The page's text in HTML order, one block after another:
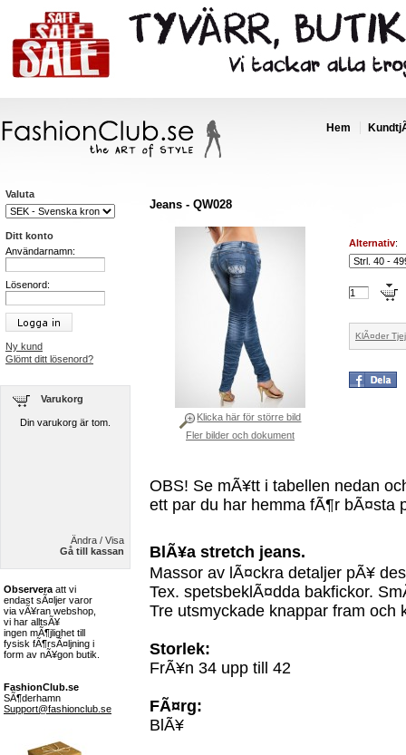
Hem
Jeans - QW028
Klicka här för större bild
Fler bilder och dokument
Alternativ:
KlÃ¤der
OBS! Se mÃ¥tt i tabellen nedan
ett par du har hemma fÃ¶r bÃ¤sta
BlÃ¥a stretch jeans.
Massor av lÃ¤ckra detaljer pÃ¥
Tex. spetsbeklÃ¤dda bakfickor.
Tre utsmyckade knappar fram och
Storlek:
FrÃ¥n 34 upp till 42
FÃ¤rg:
BlÃ¥
Valuta
Ditt konto
Användarnamn:
Lösenord:
Ny kund
Glömt ditt lösenord?
Varukorg
Din varukorg är tom.
Ändra / Visa
Gå till kassan
Observera att vi
endast sÃ¤ljer varor
via vÃ¥ran webshop,
vi har alltsÃ¥
ingen mÃ¶jlighet till
fysisk fÃ¶rsÃ¤ljning i
form av nÃ¥gon butik.
FashionClub.se
SÃ¶derhamn
Support@fashionclub.se